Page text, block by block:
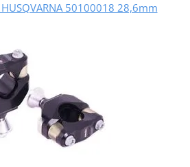
HUSQVARNA 50100018 28,6mm